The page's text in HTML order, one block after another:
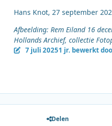
Hans Knot, 27 september
Afbeelding: Rem Eiland 16
Hollands Archief, collectie
7 juli 20251 jr. bewerkt
Delen